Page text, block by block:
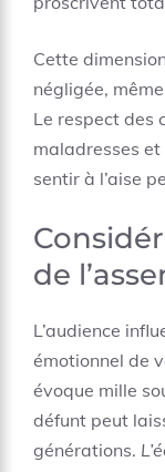
Cette
négligée,
Le respect des
maladresses
sentir à l’aise
de
L’audience
émotionnel de
évoque mille
défunt peut
générations.